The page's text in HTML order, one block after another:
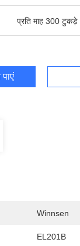
प्रति माह 300 टुकड़े
Winnsen
EL201B